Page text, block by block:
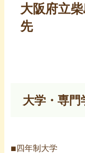
大阪府立
先
大学・専門
■ 四年制大学